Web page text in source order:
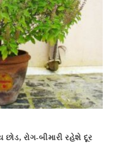
છોડ, રોગ-બીમારી રહેશે દૂર